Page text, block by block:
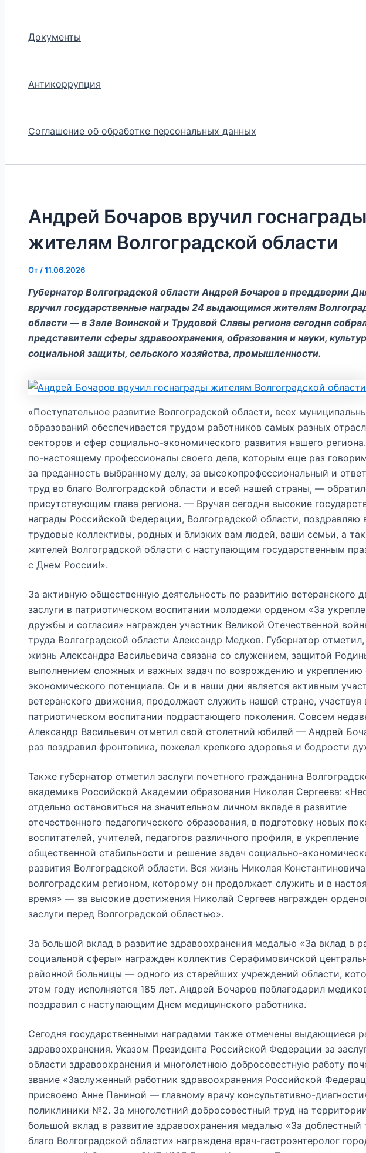
Документы
Антикоррупция
Соглашение об обработке персональных данных
Андрей Бочаров вручил госнаграды
жителям Волгоградской области
От /11.06.2026
Губернатор Волгоградской области Андрей Бочаров в преддверии
вручил государственные награды 24 выдающимся жителям
области — в Зале Воинской и Трудовой Славы региона сегодня
представители сферы здравоохранения, образования и науки,
социальной защиты, сельского хозяйства, промышленности.
«Поступательное развитие Волгоградской области, всех
образований обеспечивается трудом работников самых разных
секторов и сфер социально-экономического развития нашего
по-настоящему профессионалы своего дела, которым еще раз
за преданность выбранному делу, за высокопрофессиональный и
труд во благо Волгоградской области и всей нашей страны, —
присутствующим глава региона. — Вручая сегодня высокие
награды Российской Федерации, Волгоградской области, поздравляю
трудовые коллективы, родных и близких вам людей, ваши семьи, а
жителей Волгоградской области с наступающим государственным
с Днем России!».
За активную общественную деятельность по развитию ветеранского
заслуги в патриотическом воспитании молодежи орденом «За
дружбы и согласия» награжден участник Великой Отечественной
труда Волгоградской области Александр Медков. Губернатор отметил,
жизнь Александра Васильевича связана со служением, защитой
выполнением сложных и важных задач по возрождению и укреплению
экономического потенциала. Он и в наши дни является активным
ветеранского движения, продолжает служить нашей стране, участвуя
патриотическом воспитании подрастающего поколения. Совсем
Александр Васильевич отметил свой столетний юбилей — Андрей
раз поздравил фронтовика, пожелал крепкого здоровья и бодрости
Также губернатор отметил заслуги почетного гражданина
академика Российской Академии образования Николая Сергеева:
отдельно остановиться на значительном личном вкладе в развитие
отечественного педагогического образования, в подготовку новых
воспитателей, учителей, педагогов различного профиля, в укрепление
общественной стабильности и решение задач социально-
развития Волгоградской области. Вся жизнь Николая
волгоградским регионом, которому он продолжает служить и в
время» — за высокие достижения Николай Сергеев награжден
заслуги перед Волгоградской областью».
За большой вклад в развитие здравоохранения медалью «За вклад в
социальной сферы» награжден коллектив Серафимовичской
районной больницы — одного из старейших учреждений области,
этом году исполняется 185 лет. Андрей Бочаров поблагодарил
поздравил с наступающим Днем медицинского работника.
Сегодня государственными наградами также отмечены выдающиеся
здравоохранения. Указом Президента Российской Федерации за
области здравоохранения и многолетнюю добросовестную работу
звание «Заслуженный работник здравоохранения Российской
присвоено Анне Паниной — главному врачу консультативно-
поликлиники №2. За многолетний добросовестный труд на
большой вклад в развитие здравоохранения медалью «За доблестный
благо Волгоградской области» награждена врач-гастроэнтеролог